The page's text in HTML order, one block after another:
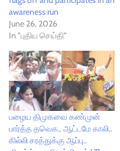
awareness run
June 26, 2026
In "புதிய செய்தி"
பழைய திமுகவை கண்முன்
பார்த்த தவெக.. ஆட்டமே காலி..
கில்லி சரத்துக்கு ஆப்பு..